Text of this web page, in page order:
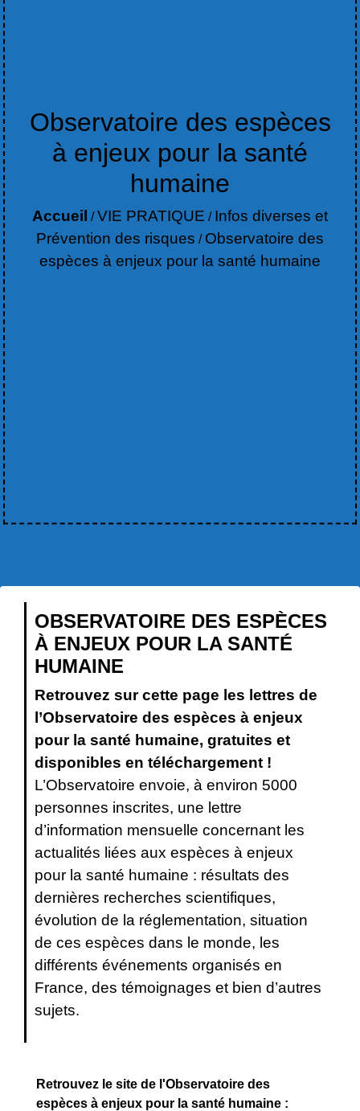
Observatoire des espèces
à enjeux pour la santé
humaine
Accueil /VIE PRATIQUE / Infos diverses et
Prévention des risques / Observatoire des
espèces à enjeux pour la santé humaine
OBSERVATOIRE DES ESPÈCES
À ENJEUX POUR LA SANTÉ
HUMAINE
Retrouvez sur cette page les lettres de
l’Observatoire des espèces à enjeux
pour la santé humaine, gratuites et
disponibles en téléchargement !
L’Observatoire envoie, à environ 5000
personnes inscrites, une lettre
d’information mensuelle concernant les
actualités liées aux espèces à enjeux
pour la santé humaine : résultats des
dernières recherches scientifiques,
évolution de la réglementation, situation
de ces espèces dans le monde, les
différents événements organisés en
France, des témoignages et bien d’autres
sujets.
Retrouvez le site de l'Observatoire des
espèces à enjeux pour la santé humaine :